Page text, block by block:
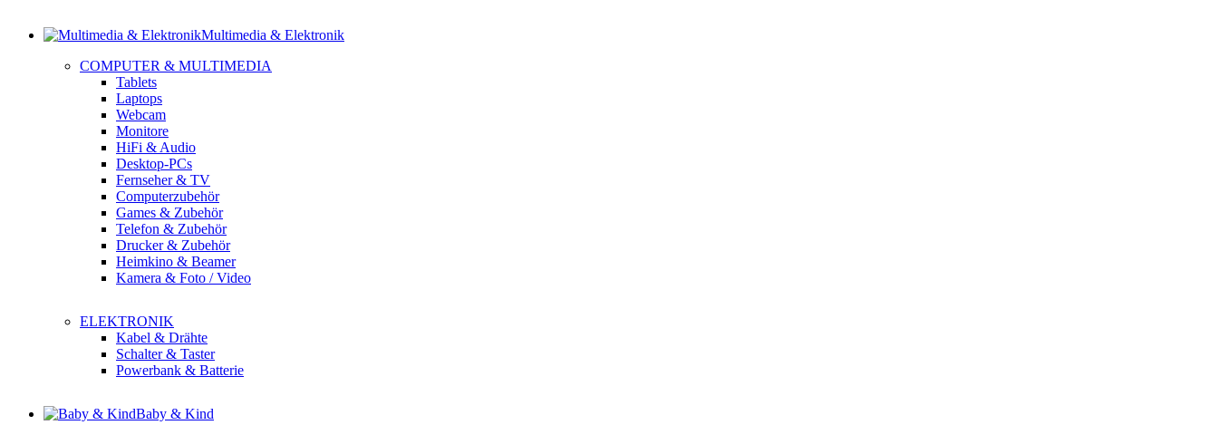
Multimedia & Elektronik
COMPUTER & MULTIMEDIA
Tablets
Laptops
Webcam
Monitore
HiFi & Audio
Desktop-PCs
Fernseher & TV
Computerzubehör
Games & Zubehör
Telefon & Zubehör
Drucker & Zubehör
Heimkino & Beamer
Kamera & Foto / Video
ELEKTRONIK
Kabel & Drähte
Schalter & Taster
Powerbank & Batterie
Baby & Kind